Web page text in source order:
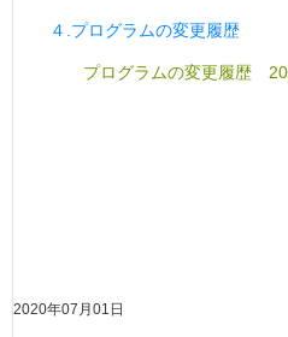
４. プログラムの変更履歴
プログラムの変更履歴
2020年07月01日